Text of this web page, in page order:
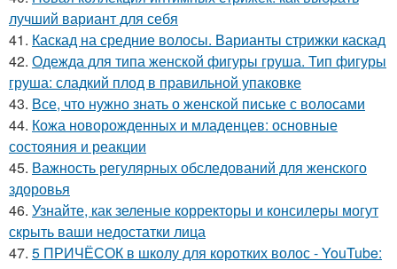
лучший вариант для себя
41. Каскад на средние волосы. Варианты стрижки каскад
42. Одежда для типа женской фигуры груша. Тип фигуры
груша: сладкий плод в правильной упаковке
43. Все, что нужно знать о женской письке с волосами
44. Кожа новорожденных и младенцев: основные
состояния и реакции
45. Важность регулярных обследований для женского
здоровья
46. Узнайте, как зеленые корректоры и консилеры могут
скрыть ваши недостатки лица
47. 5 ПРИЧЁСОК в школу для коротких волос ‍- YouTube: